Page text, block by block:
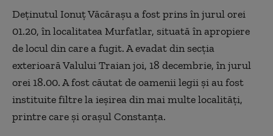
Deținutul Ionuț Văcărașu a fost prins în jurul orei
01.20, în localitatea Murfatlar, situată în apropiere
de locul din care a fugit. A evadat din secția
exterioară Valului Traian joi, 18 decembrie, în jurul
orei 18.00. A fost căutat de oamenii legii și au fost
instituite filtre la ieșirea din mai multe localități,
printre care și orașul Constanța.